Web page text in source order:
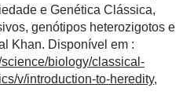
e Genética Clássica,
genótipos heterozigotos e
Khan. Disponível em :
biology/classical-
v/introduction-to-heredity,